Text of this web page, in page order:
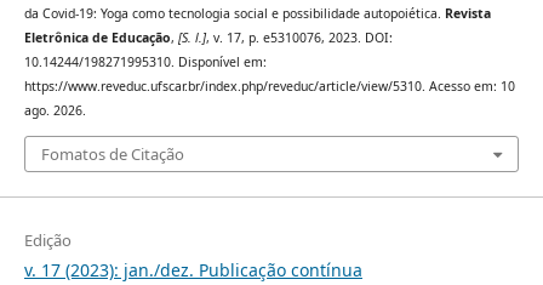
da Covid-19: Yoga como tecnologia social e possibilidade autopoiética. Revista
Eletrônica de Educação, [S. l.], v. 17, p. e5310076, 2023. DOI:
10.14244/198271995310. Disponível em:
https://www.reveduc.ufscar.br/index.php/reveduc/article/view/5310. Acesso em: 10
ago. 2026.
Fomatos de Citação
Edição
v. 17 (2023): jan./dez. Publicação contínua